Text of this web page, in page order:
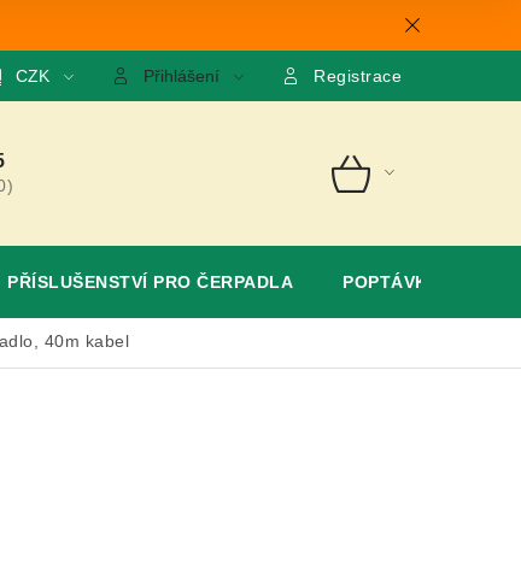
O nás GDPR Poptávka
CZK Přihlášení Registrace
NÁKUPNÍ
PŘÍSLUŠENSTVÍ PRO ČERPADLA POPTÁVKA
40m kabel